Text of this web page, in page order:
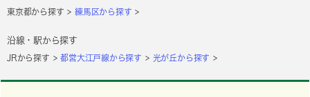
東京都から探す 練馬区から探す
沿線・駅から探す
JRから探す 都営大江戸線から探す 光が丘から探す